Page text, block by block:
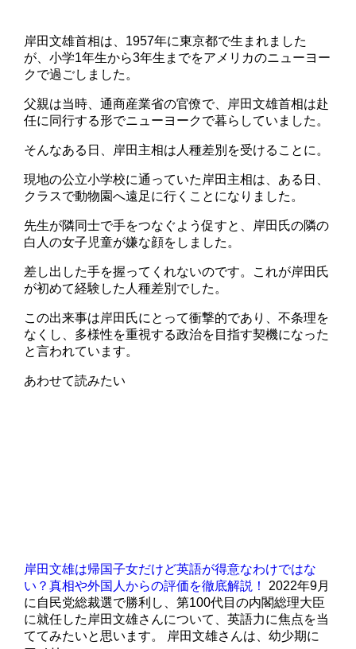
岸田文雄首相は、1957年に東京都で生まれました
が、小学1年生から3年生までをアメリカのニューヨー
クで過ごしました。
父親は当時、通商産業省の官僚で、岸田文雄首相は赴
任に同行する形でニューヨークで暮らしていました。
そんなある日、岸田主相は人種差別を受けることに。
現地の公立小学校に通っていた岸田主相は、ある日、
クラスで動物園へ遠足に行くことになりました。
先生が隣同士で手をつなぐよう促すと、岸田氏の隣の
白人の女子児童が嫌な顔をしました。
差し出した手を握ってくれないのです。これが岸田氏
が初めて経験した人種差別でした。
この出来事は岸田氏にとって衝撃的であり、不条理を
なくし、多様性を重視する政治を目指す契機になった
と言われています。
あわせて読みたい
岸田文雄は帰国子女だけど英語が得意なわけではな
い？真相や外国人からの評価を徹底解説！
2022年9月
に自民党総裁選で勝利し、第100代目の内閣総理大臣
に就任した岸田文雄さんについて、英語力に焦点を当
ててみたいと思います。 岸田文雄さんは、幼少期に